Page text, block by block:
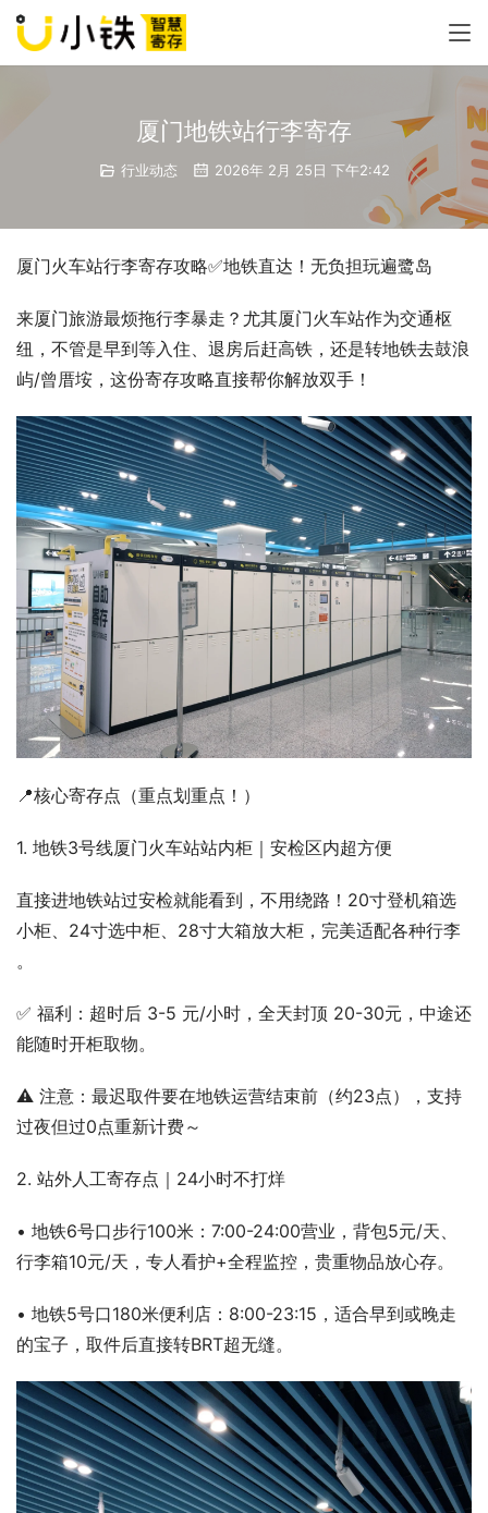
厦门地铁站行李寄存
行业动态 2026年 2月 25日 下午2:42
厦门火车站行李寄存攻略✅地铁直达！无负担玩遍鹭岛
来厦门旅游最烦拖行李暴走？尤其厦门火车站作为交通枢
纽，不管是早到等入住、退房后赶高铁，还是转地铁去鼓浪
屿/曾厝垵，这份寄存攻略直接帮你解放双手！
📍核心寄存点（重点划重点！）
1. 地铁3号线厦门火车站站内柜｜安检区内超方便
直接进地铁站过安检就能看到，不用绕路！20寸登机箱选
小柜、24寸选中柜、28寸大箱放大柜，完美适配各种行李
。
✅ 福利：超时后 3-5 元/小时，全天封顶 20-30元，中途还
能随时开柜取物。
⚠️ 注意：最迟取件要在地铁运营结束前（约23点），支持
过夜但过0点重新计费～
2. 站外人工寄存点｜24小时不打烊
• 地铁6号口步行100米：7:00-24:00营业，背包5元/天、
行李箱10元/天，专人看护+全程监控，贵重物品放心存。
• 地铁5号口180米便利店：8:00-23:15，适合早到或晚走
的宝子，取件后直接转BRT超无缝。